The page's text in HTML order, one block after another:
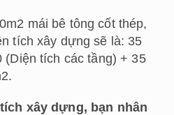
mái bê tông cốt thép,
tích xây dựng sẽ là: 35
(Diện tích các tầng) + 35
xây dựng, bạn nhân